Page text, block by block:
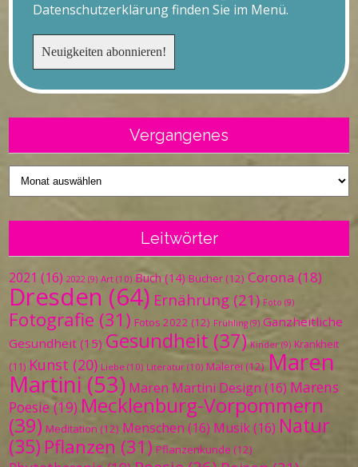
Datenschutzerklärung finden Sie im Menü.
Vergangenes
Vergangenes
Leitwörter
2021 (16) 2022 (9) Art (10) Buch (14) Bücher (12) Corona (18)
Dresden (64) Ernährung (21) Foto (9)
Fotografie (31) Fotos 2022 (12) Frühling (9) Ganzheitliche
Gesundheit (15) Gesundheit (37) Kinder (9) Krankheit
(11) Kunst (20) Liebe (10) Literatur (10) Malerei (12) Maren
Martini (53) Maren Martini Design (16) Marens
Poesie (19) Mecklenburg-Vorpommern
(39) Meditation (12) Menschen (16) Musik(16) Natur
(35) Pflanzen (31) Pflanzenkunde (12)